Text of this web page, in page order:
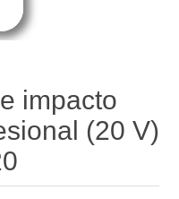
impacto
(20 V)